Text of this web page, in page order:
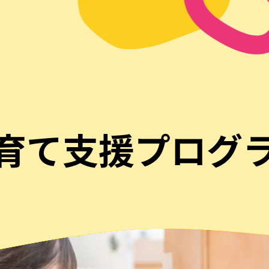
て支援プログ